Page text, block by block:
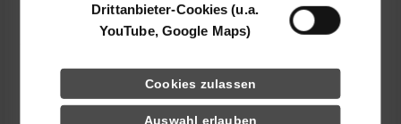
Drittanbieter-Cookies (u.a.
YouTube, Google Maps)
Cookies zulassen
Auswahl erlauben
+49 7156 3530
juergen.dollmann@hitachirail.com